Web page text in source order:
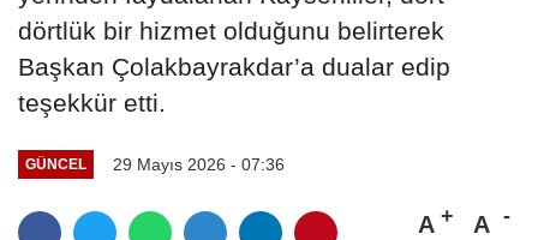
dörtlük bir hizmet olduğunu belirterek
Başkan Çolakbayrakdar’a dualar edip
teşekkür etti.
GÜNCEL 29 Mayıs 2026 - 07:36
A A